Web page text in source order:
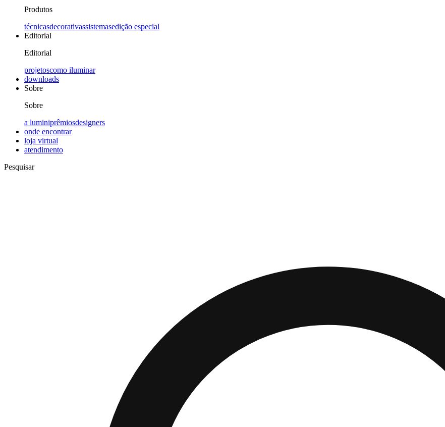
Produtos
técnicasdecorativassistemasedição especial
Editorial
Editorial
projetoscomo iluminar
downloads
Sobre
Sobre
a luminiprêmiosdesigners
onde encontrar
loja virtual
atendimento
Pesquisar